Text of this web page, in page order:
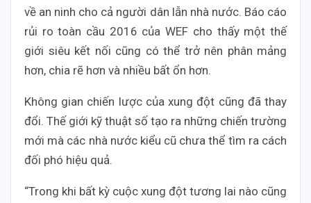
về an ninh cho cả người dân lẫn nhà nước. Báo cáo
rủi ro toàn cầu 2016 của WEF cho thấy một thế
giới siêu kết nối cũng có thể trở nên phân mảng
hơn, chia rẽ hơn và nhiều bất ổn hơn.
Không gian chiến lược của xung đột cũng đã thay
đổi. Thế giới kỹ thuật số tạo ra những chiến trường
mới mà các nhà nước kiểu cũ chưa thể tìm ra cách
đối phó hiệu quả.
“Trong khi bất kỳ cuộc xung đột tương lai nào cũng